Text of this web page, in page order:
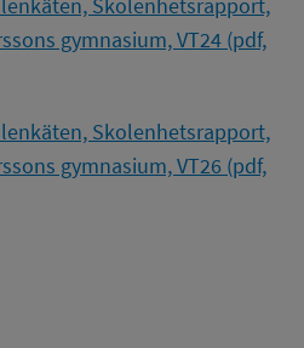
gymnasium, VT24 (pdf,
Skolenhetsrapport,
gymnasium, VT26 (pdf,